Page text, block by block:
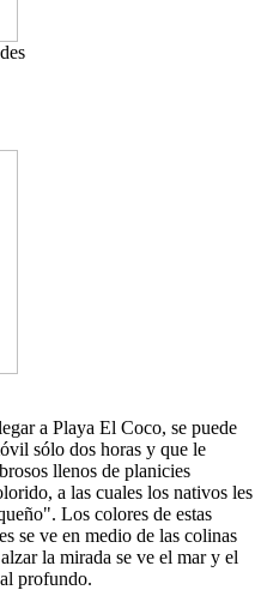
a Playa El Coco, se puede
sólo dos horas y que le
llenos de planicies
a las cuales los nativos les
Los colores de estas
se ve en medio de las colinas
la mirada se ve el mar y el
profundo.